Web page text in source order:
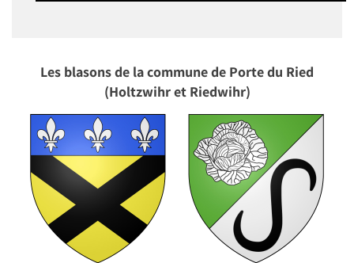
Les blasons de la commune de Porte du Ried
(Holtzwihr et Riedwihr)